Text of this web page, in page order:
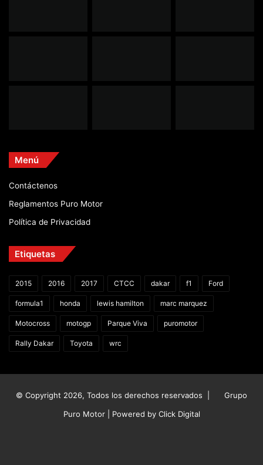
Menú
Contáctenos
Reglamentos Puro Motor
Política de Privacidad
Etiquetas
2015 2016 2017 CTCC dakar f1 Ford
formula1 honda lewis hamilton marc marquez
Motocross motogp Parque Viva puromotor
Rally Dakar Toyota wrc
© Copyright 2026, Todos los derechos reservados |
Grupo
Puro Motor | Powered by Click Digital